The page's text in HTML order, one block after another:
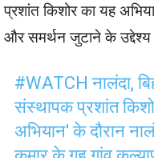
प्रशांत किशोर का यह
और समर्थन जुटाने के उद्देश्य
#WATCH नालंदा,
संस्थापक प्रशांत
अभियान' के दौरान